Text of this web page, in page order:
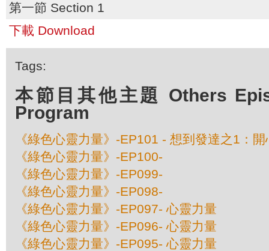
第一節 Section 1
下載 Download
Tags:
本節目其他主題 Others
Program
《綠色心靈力量》-EP101 - 想到發達之1：
《綠色心靈力量》-EP100-
《綠色心靈力量》-EP099-
《綠色心靈力量》-EP098-
《綠色心靈力量》-EP097- 心靈力量
《綠色心靈力量》-EP096- 心靈力量
《綠色心靈力量》-EP095- 心靈力量